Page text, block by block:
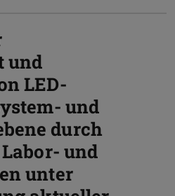
und
LED-
und
durch
und
unter